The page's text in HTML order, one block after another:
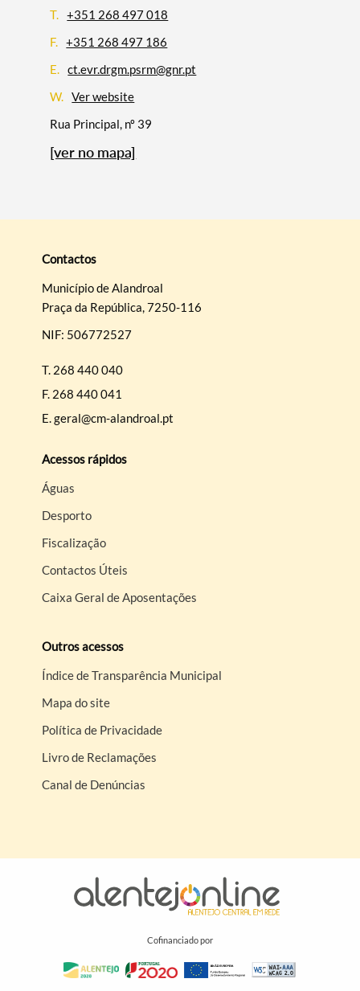
Filtros
T. +351 268 497 018
F. +351 268 497 186
E. ct.evr.drgm.psrm@gnr.pt
W. Ver website
Rua Principal, nº 39
[ver no mapa]
Contactos
Município de Alandroal
Praça da República, 7250-116
NIF: 506772527
T. 268 440 040
F. 268 440 041
E.geral@cm-alandroal.pt
Acessos rápidos
Águas
Desporto
Fiscalização
Contactos Úteis
Caixa Geral de Aposentações
Outros acessos
Índice de Transparência Municipal
Mapa do site
Política de Privacidade
Livro de Reclamações
Canal de Denúncias
Cofinanciado por